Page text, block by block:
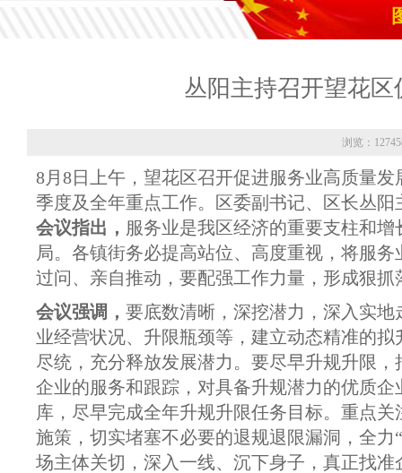
丛阳主持召开望花
浏览：
8月8日上午，望花区召开促进服务业高质量
季度及全年重点工作。区委副书记、区长丛阳
会议指出， 服务业是我区经济的重要支柱和
局。各镇街务必提高站位、高度重视，将服
过问、亲自推动，要配强工作力量，形成狠抓
会议强调， 要底数清晰，深挖潜力，深入实
业经营状况、升限瓶颈等，建立动态精准的
尽统，充分释放发展潜力。要尽早升规升限
企业的服务和跟踪，对具备升规潜力的优质
库，尽早完成全年升规升限任务目标。重点
施策，切实堵塞不必要的退规退限漏洞，全
场主体关切，深入一线、沉下身子，真正找